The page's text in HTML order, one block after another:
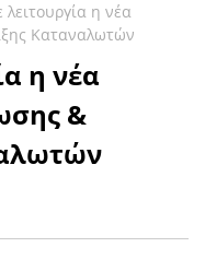
λειτουργία η νέα
Καταναλωτών
η νέα
&